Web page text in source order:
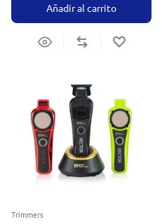
Añadir al carrito
Trimmers